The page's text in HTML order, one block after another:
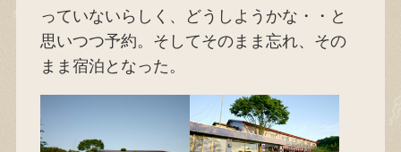
っていないらしく、どうしようかな・・と
思いつつ予約。そしてそのまま忘れ、その
まま宿泊となった。